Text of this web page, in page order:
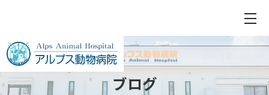
ブログ